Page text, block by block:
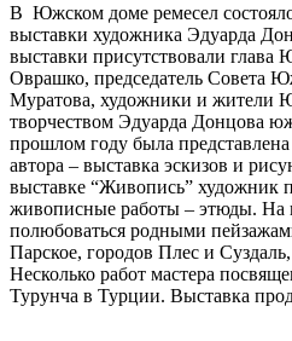
В Южском доме ремесел
выставки художника Эдуарда
выставки присутствовали
Оврашко, председатель Совета
Муратова, художники и жители
творчеством Эдуарда Донцова
прошлом году была представлена
автора – выставка эскизов и
выставке “Живопись” художник
живописные работы – этюды. На
полюбоваться родными
Парское, городов Плес и
Несколько работ мастера
Турунча в Турции. Выставка